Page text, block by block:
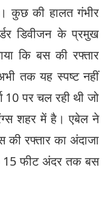
कुछ की हालत गंभीर
डिवीजन के प्रमुख
कि बस की रफ्तार
तक यह स्पष्ट नहीं
10 पर चल रही थी जो
शहर में है। एबेल ने
की रफ्तार का अंदाजा
15 फीट अंदर तक बस